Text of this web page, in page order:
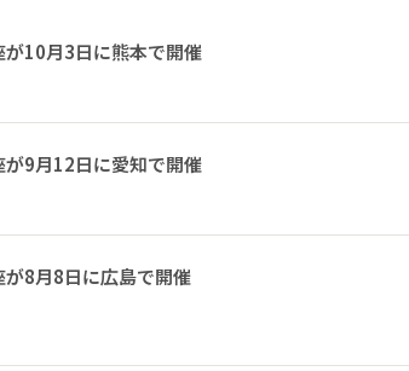
10月3日に熊本で開催
9月12日に愛知で開催
8月8日に広島で開催